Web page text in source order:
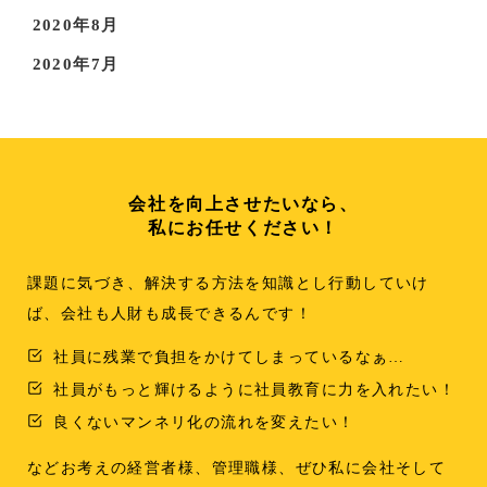
2020年8月
2020年7月
会社を向上させたいなら、
私にお任せください！
課題に気づき、解決する方法を知識とし行動していけ
ば、会社も人財も成長できるんです！
社員に残業で負担をかけてしまっているなぁ…
社員がもっと輝けるように社員教育に力を入れたい！
良くないマンネリ化の流れを変えたい！
などお考えの経営者様、管理職様、ぜひ私に会社そして